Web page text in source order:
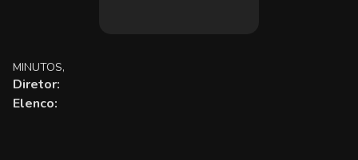
MINUTOS,
Diretor:
Elenco: